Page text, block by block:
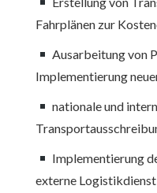
Fahrplänen zur
Ausarbeitung von
Implementierung
nationale und
Implementierung
externe